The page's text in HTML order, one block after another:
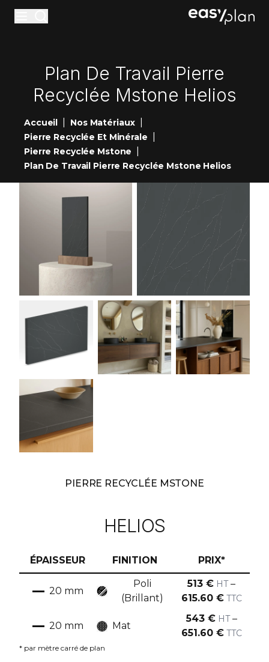
Accessoires
Entretiens
Réalisations
Nouveautés
Showrooms
Plan De Travail Pierre
Recyclée Mstone Helios
Accueil Nos Matériaux
Pierre Recyclée Et Minérale
Pierre Recyclée Mstone
Plan De Travail Pierre Recyclée Mstone Helios
PIERRE RECYCLÉE MSTONE
HELIOS
ÉPAISSEUR FINITION PRIX*
20 mm
Poli
(Brillant)
513 € HT –
615.60€ TTC
20 mm Mat
543€ HT –
651.60€ TTC
* par mètre carré de plan